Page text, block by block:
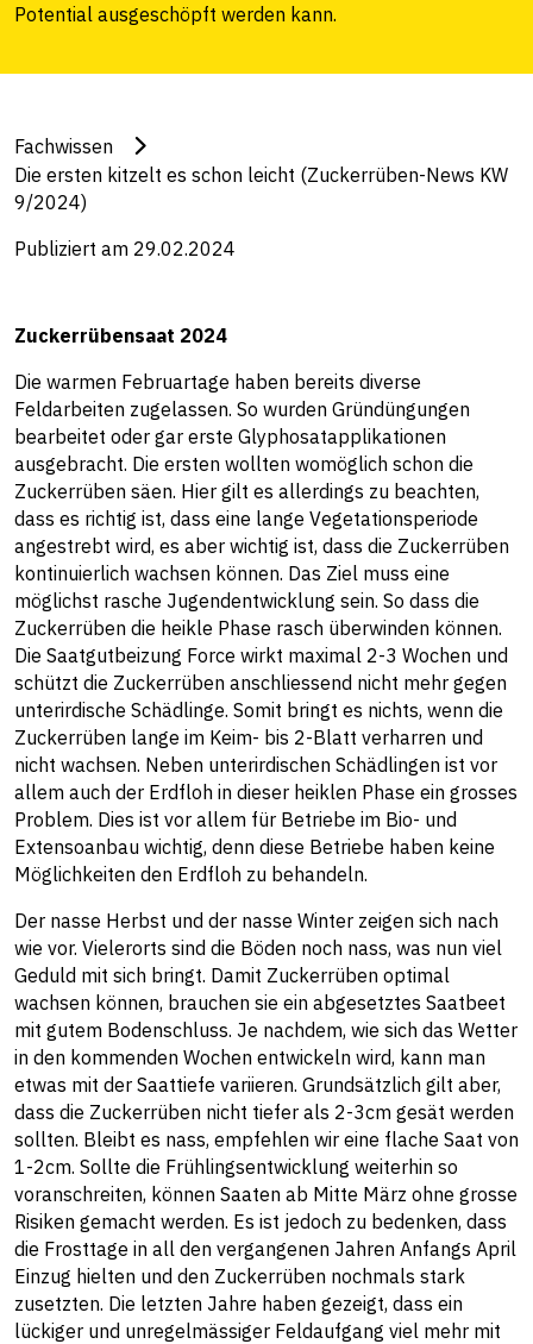
Potential ausgeschöpft werden kann.
Fachwissen
Die ersten kitzelt es schon leicht (Zuckerrüben-News KW
9/2024)
Publiziert am 29.02.2024
Zuckerrübensaat 2024
Die warmen Februartage haben bereits diverse
Feldarbeiten zugelassen. So wurden Gründüngungen
bearbeitet oder gar erste Glyphosatapplikationen
ausgebracht. Die ersten wollten womöglich schon die
Zuckerrüben säen. Hier gilt es allerdings zu beachten,
dass es richtig ist, dass eine lange Vegetationsperiode
angestrebt wird, es aber wichtig ist, dass die Zuckerrüben
kontinuierlich wachsen können. Das Ziel muss eine
möglichst rasche Jugendentwicklung sein. So dass die
Zuckerrüben die heikle Phase rasch überwinden können.
Die Saatgutbeizung Force wirkt maximal 2-3 Wochen und
schützt die Zuckerrüben anschliessend nicht mehr gegen
unterirdische Schädlinge. Somit bringt es nichts, wenn die
Zuckerrüben lange im Keim- bis 2-Blatt verharren und
nicht wachsen. Neben unterirdischen Schädlingen ist vor
allem auch der Erdfloh in dieser heiklen Phase ein grosses
Problem. Dies ist vor allem für Betriebe im Bio- und
Extensoanbau wichtig, denn diese Betriebe haben keine
Möglichkeiten den Erdfloh zu behandeln.
Der nasse Herbst und der nasse Winter zeigen sich nach
wie vor. Vielerorts sind die Böden noch nass, was nun viel
Geduld mit sich bringt. Damit Zuckerrüben optimal
wachsen können, brauchen sie ein abgesetztes Saatbeet
mit gutem Bodenschluss. Je nachdem, wie sich das Wetter
in den kommenden Wochen entwickeln wird, kann man
etwas mit der Saattiefe variieren. Grundsätzlich gilt aber,
dass die Zuckerrüben nicht tiefer als 2-3cm gesät werden
sollten. Bleibt es nass, empfehlen wir eine flache Saat von
1-2cm. Sollte die Frühlingsentwicklung weiterhin so
voranschreiten, können Saaten ab Mitte März ohne grosse
Risiken gemacht werden. Es ist jedoch zu bedenken, dass
die Frosttage in all den vergangenen Jahren Anfangs April
Einzug hielten und den Zuckerrüben nochmals stark
zusetzten. Die letzten Jahre haben gezeigt, dass ein
lückiger und unregelmässiger Feldaufgang viel mehr mit